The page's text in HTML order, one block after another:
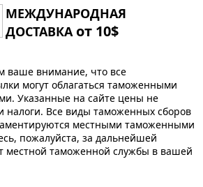
МЕЖДУНАРОДНАЯ
ДОСТАВКА от 10$
ваше внимание, что все
могут облагаться таможенными
Указанные на сайте цены не
Все виды таможенных сборов
местными таможенными
пожалуйста, за дальнейшей
местной таможенной службы в вашей